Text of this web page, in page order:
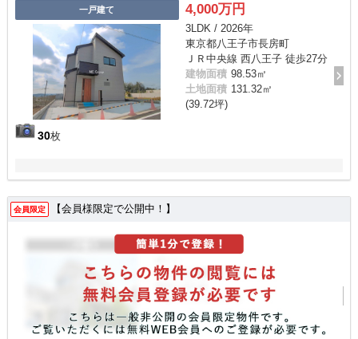
一戸建て
30枚
4,000万円
3LDK / 2026年
東京都八王子市長房町
ＪＲ中央線 西八王子 徒歩27分
建物面積 98.53㎡
土地面積 131.32㎡
(39.72坪)
会員限定 【会員様限定で公開中！】